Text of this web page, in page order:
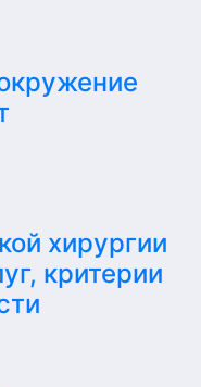
хирургии
критерии